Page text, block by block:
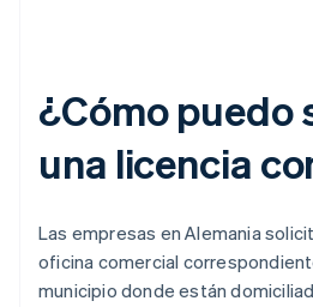
¿Cómo puedo
una licencia
Las empresas en Alemania
oficina comercial
municipio donde están